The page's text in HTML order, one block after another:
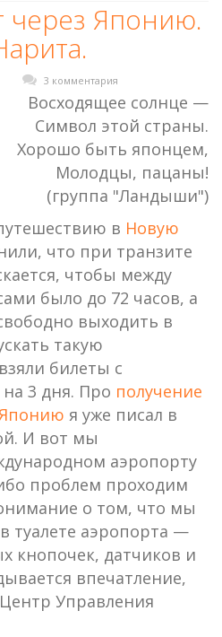
через Японию.
3 комментария
Восходящее солнце —
Символ этой страны.
Хорошо быть японцем,
Молодцы, пацаны!
(группа "Ландыши")
в Новую
что при транзите
чтобы между
было до 72 часов, а
выходить в
такую
билеты с
3 дня. Про получение
я уже писал в
И вот мы
аэропорту
проблем проходим
о том, что мы
туалете аэропорта —
кнопочек, датчиков и
впечатление,
Управления